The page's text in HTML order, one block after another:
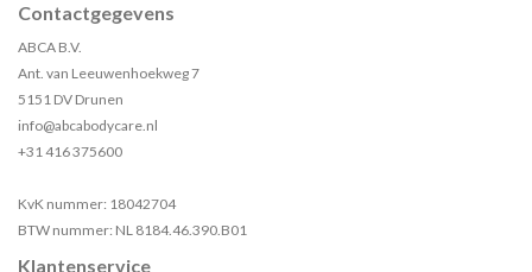
Contactgegevens
ABCA B.V.
Ant. van Leeuwenhoekweg 7
5151 DV Drunen
info@abcabodycare.nl
+31 416 375600
KvK nummer: 18042704
BTW nummer: NL 8184.46.390.B01
Klantenservice